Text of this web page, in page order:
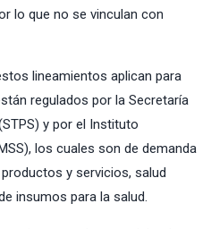
lo que no se vinculan con
lineamientos aplican para
regulados por la Secretaría
y por el Instituto
los cuales son de demanda
y servicios, salud
insumos para la salud.